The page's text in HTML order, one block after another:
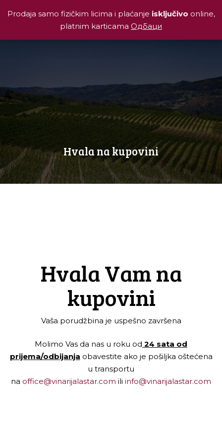
Hvala na kupovini
Hvala Vam na
kupovini
Vaša porudžbina je uspešno završena
Molimo Vas da nas u roku od 24 sata od
prijema/odbijanja obavestite ako je pošiljka oštećena
u transportu
na office@vinarijalastar.com ili info@vinarijalastar.com
Prodaja samo fizičkim licima i plaćanje isključivo online,
platnim karticama Одбаци